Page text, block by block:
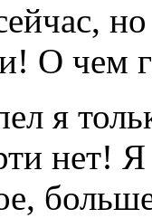
О чем
я
нет!